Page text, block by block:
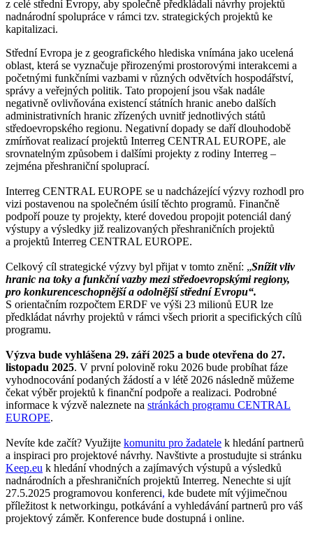
z celé střední Evropy, aby společně předkládali návrhy projektů
nadnárodní spolupráce v rámci tzv. strategických projektů ke
kapitalizaci.
Střední Evropa je z geografického hlediska vnímána jako ucelená
oblast, která se vyznačuje přirozenými prostorovými interakcemi a
početnými funkčními vazbami v různých odvětvích hospodářství,
správy a veřejných politik. Tato propojení jsou však nadále
negativně ovlivňována existencí státních hranic anebo dalších
administrativních hranic zřízených uvnitř jednotlivých států
středoevropského regionu. Negativní dopady se daří dlouhodobě
zmírňovat realizací projektů Interreg CENTRAL EUROPE, ale
srovnatelným způsobem i dalšími projekty z rodiny Interreg –
zejména přeshraniční spoluprací.
Interreg CENTRAL EUROPE se u nadcházející výzvy rozhodl pro
vizi postavenou na společném úsilí těchto programů. Finančně
podpoří pouze ty projekty, které dovedou propojit potenciál daný
výstupy a výsledky již realizovaných přeshraničních projektů
a projektů Interreg CENTRAL EUROPE.
Celkový cíl strategické výzvy byl přijat v tomto znění: „Snížit vliv
hranic na toky a funkční vazby mezi středoevropskými regiony,
pro konkurenceschopnější a odolnější střední Evropu“.
S orientačním rozpočtem ERDF ve výši 23 milionů EUR lze
předkládat návrhy projektů v rámci všech priorit a specifických cílů
programu.
Výzva bude vyhlášena 29. září 2025 a bude otevřena do 27.
listopadu 2025. V první polovině roku 2026 bude probíhat fáze
vyhodnocování podaných žádostí a v létě 2026 následně můžeme
čekat výběr projektů k finanční podpoře a realizaci. Podrobné
informace k výzvě naleznete na stránkách programu CENTRAL
EUROPE.
Nevíte kde začít? Využijte komunitu pro žadatele k hledání partnerů
a inspiraci pro projektové návrhy. Navštivte a prostudujte si stránku
Keep.eu k hledání vhodných a zajímavých výstupů a výsledků
nadnárodních a přeshraničních projektů Interreg. Nenechte si ujít
27.5.2025 programovou konferenci, kde budete mít výjimečnou
příležitost k networkingu, potkávání a vyhledávání partnerů pro váš
projektový záměr. Konference bude dostupná i online.